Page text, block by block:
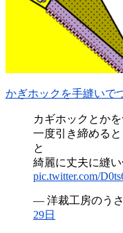
かぎホックを手縫いで
カギホックとか
一度引き締める
と
綺麗に丈夫に縫
pic.twitter.com/
— 洋裁工房のうさ
29日